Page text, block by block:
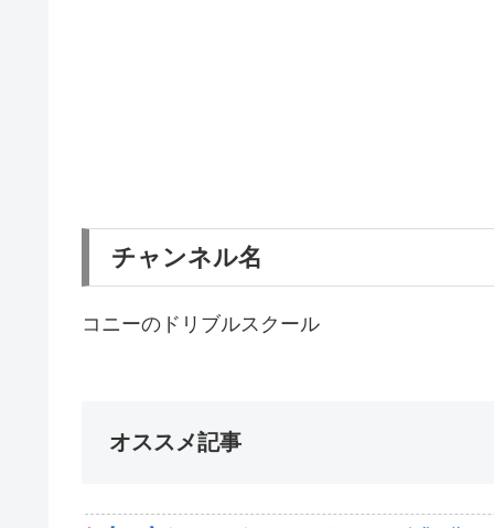
チャンネル名
コニーのドリブルスクール
オススメ記事